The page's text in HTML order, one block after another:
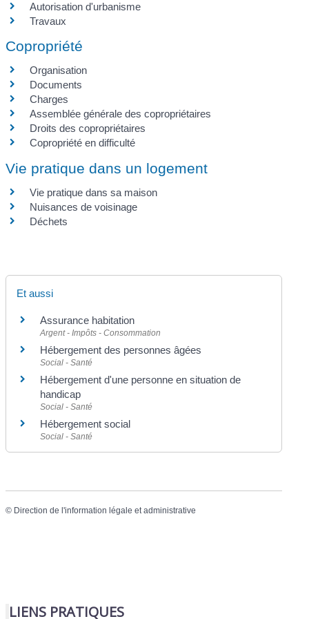
Autorisation d'urbanisme
Travaux
Copropriété
Organisation
Documents
Charges
Assemblée générale des copropriétaires
Droits des copropriétaires
Copropriété en difficulté
Vie pratique dans un logement
Vie pratique dans sa maison
Nuisances de voisinage
Déchets
Et aussi
Assurance habitation
Argent - Impôts - Consommation
Hébergement des personnes âgées
Social - Santé
Hébergement d'une personne en situation de
handicap
Social - Santé
Hébergement social
Social - Santé
© Direction de l'information légale et administrative
LIENS PRATIQUES